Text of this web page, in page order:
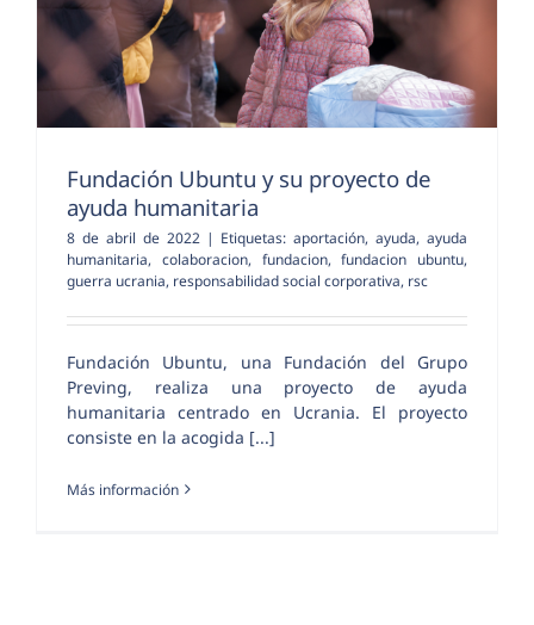
Fundación Ubuntu y su proyecto de
ayuda humanitaria
8 de abril de 2022 | Etiquetas: aportación, ayuda, ayuda
humanitaria, colaboracion, fundacion,fundacion ubuntu,
guerra ucrania, responsabilidad social corporativa, rsc
Fundación Ubuntu, una Fundación del Grupo
Preving, realiza una proyecto de ayuda
humanitaria centrado en Ucrania. El proyecto
consiste en la acogida [...]
Más información